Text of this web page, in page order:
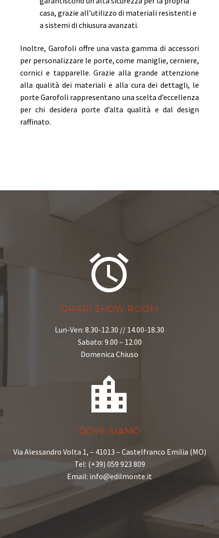
casa, grazie all’utilizzo di materiali resistenti e
a sistemi di chiusura avanzati.
Inoltre, Garofoli offre una vasta gamma di accessori
per personalizzare le porte, come maniglie, cerniere,
cornici e tapparelle. Grazie alla grande attenzione
alla qualità dei materiali e alla cura dei dettagli, le
porte Garofoli rappresentano una scelta d’eccellenza
per chi desidera porte d’alta qualità e dal design
raffinato.


ORARI SHOW ROOM
Lun-Ven: 8.30-12.30 // 14.00-18.30
Sabato: 9.00 – 12.00
Domenica Chiuso


DOVE SIAMO
Via Alessandro Volta 1, – 41013 – Castelfranco Emilia (MO)
Tel: (+39) 059 923 809
Email: info@edilmonte.it